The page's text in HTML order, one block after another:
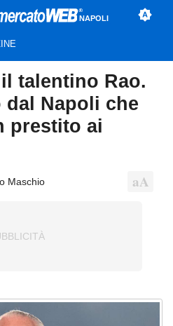
NAPOLI
talentino Rao.
dal Napoli che
prestito ai
Maschio